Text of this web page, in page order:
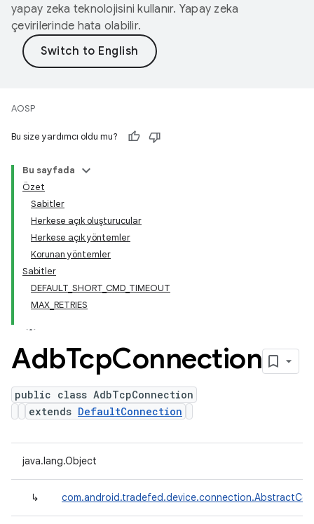
yapay zeka teknolojisini kullanır. Yapay zeka
çevirilerinde hata olabilir.
AOSP
Bu size yardımcı oldu mu?
Bu sayfada
Özet
Sabitler
Herkese açık oluşturucular
Herkese açık yöntemler
Korunan yöntemler
Sabitler
DEFAULT_SHORT_CMD_TIMEOUT
MAX_RETRIES
AdbTcpConnection
public class AdbTcpConnection
extends DefaultConnection
java.lang.Object
↳